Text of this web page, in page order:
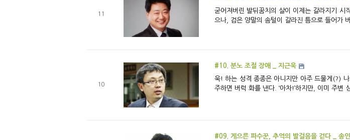
11
굳어져버린 발뒤꿈치의 살이 이제는 갈라지기
으나, 검은 양말의 솜털이 갈라진 틈으로 들어가
10
#10. 분노 조절 장애 _ 지근욱
욱! 하는 성격 종종은 아니지만 아주 드물게(?) 나의 ‘욱’하는 성격 때문에 와이프에게 핀잔을 듣는다. 특정할 수 없지만, 어떤 상황에 마
주하면 버럭 화를 낸다. ‘아차!’하지만, 이미 주변
#09. 게으른 파수꾼, 추억의 발걸음을 걷다 _ 송